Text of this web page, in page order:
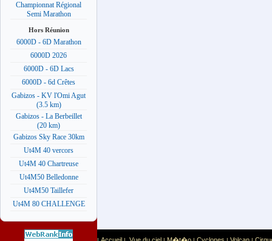
Championnat Régional
Semi Marathon
Hors Réunion
6000D - 6D Marathon
6000D 2026
6000D - 6D Lacs
6000D - 6d Crêtes
Gabizos - KV l'Omi Agut
(3.5 km)
Gabizos - La Berbeillet
(20 km)
Gabizos Sky Race 30km
Ut4M 40 vercors
Ut4M 40 Chartreuse
Ut4M50 Belledonne
Ut4M50 Taillefer
Ut4M 80 CHALLENGE